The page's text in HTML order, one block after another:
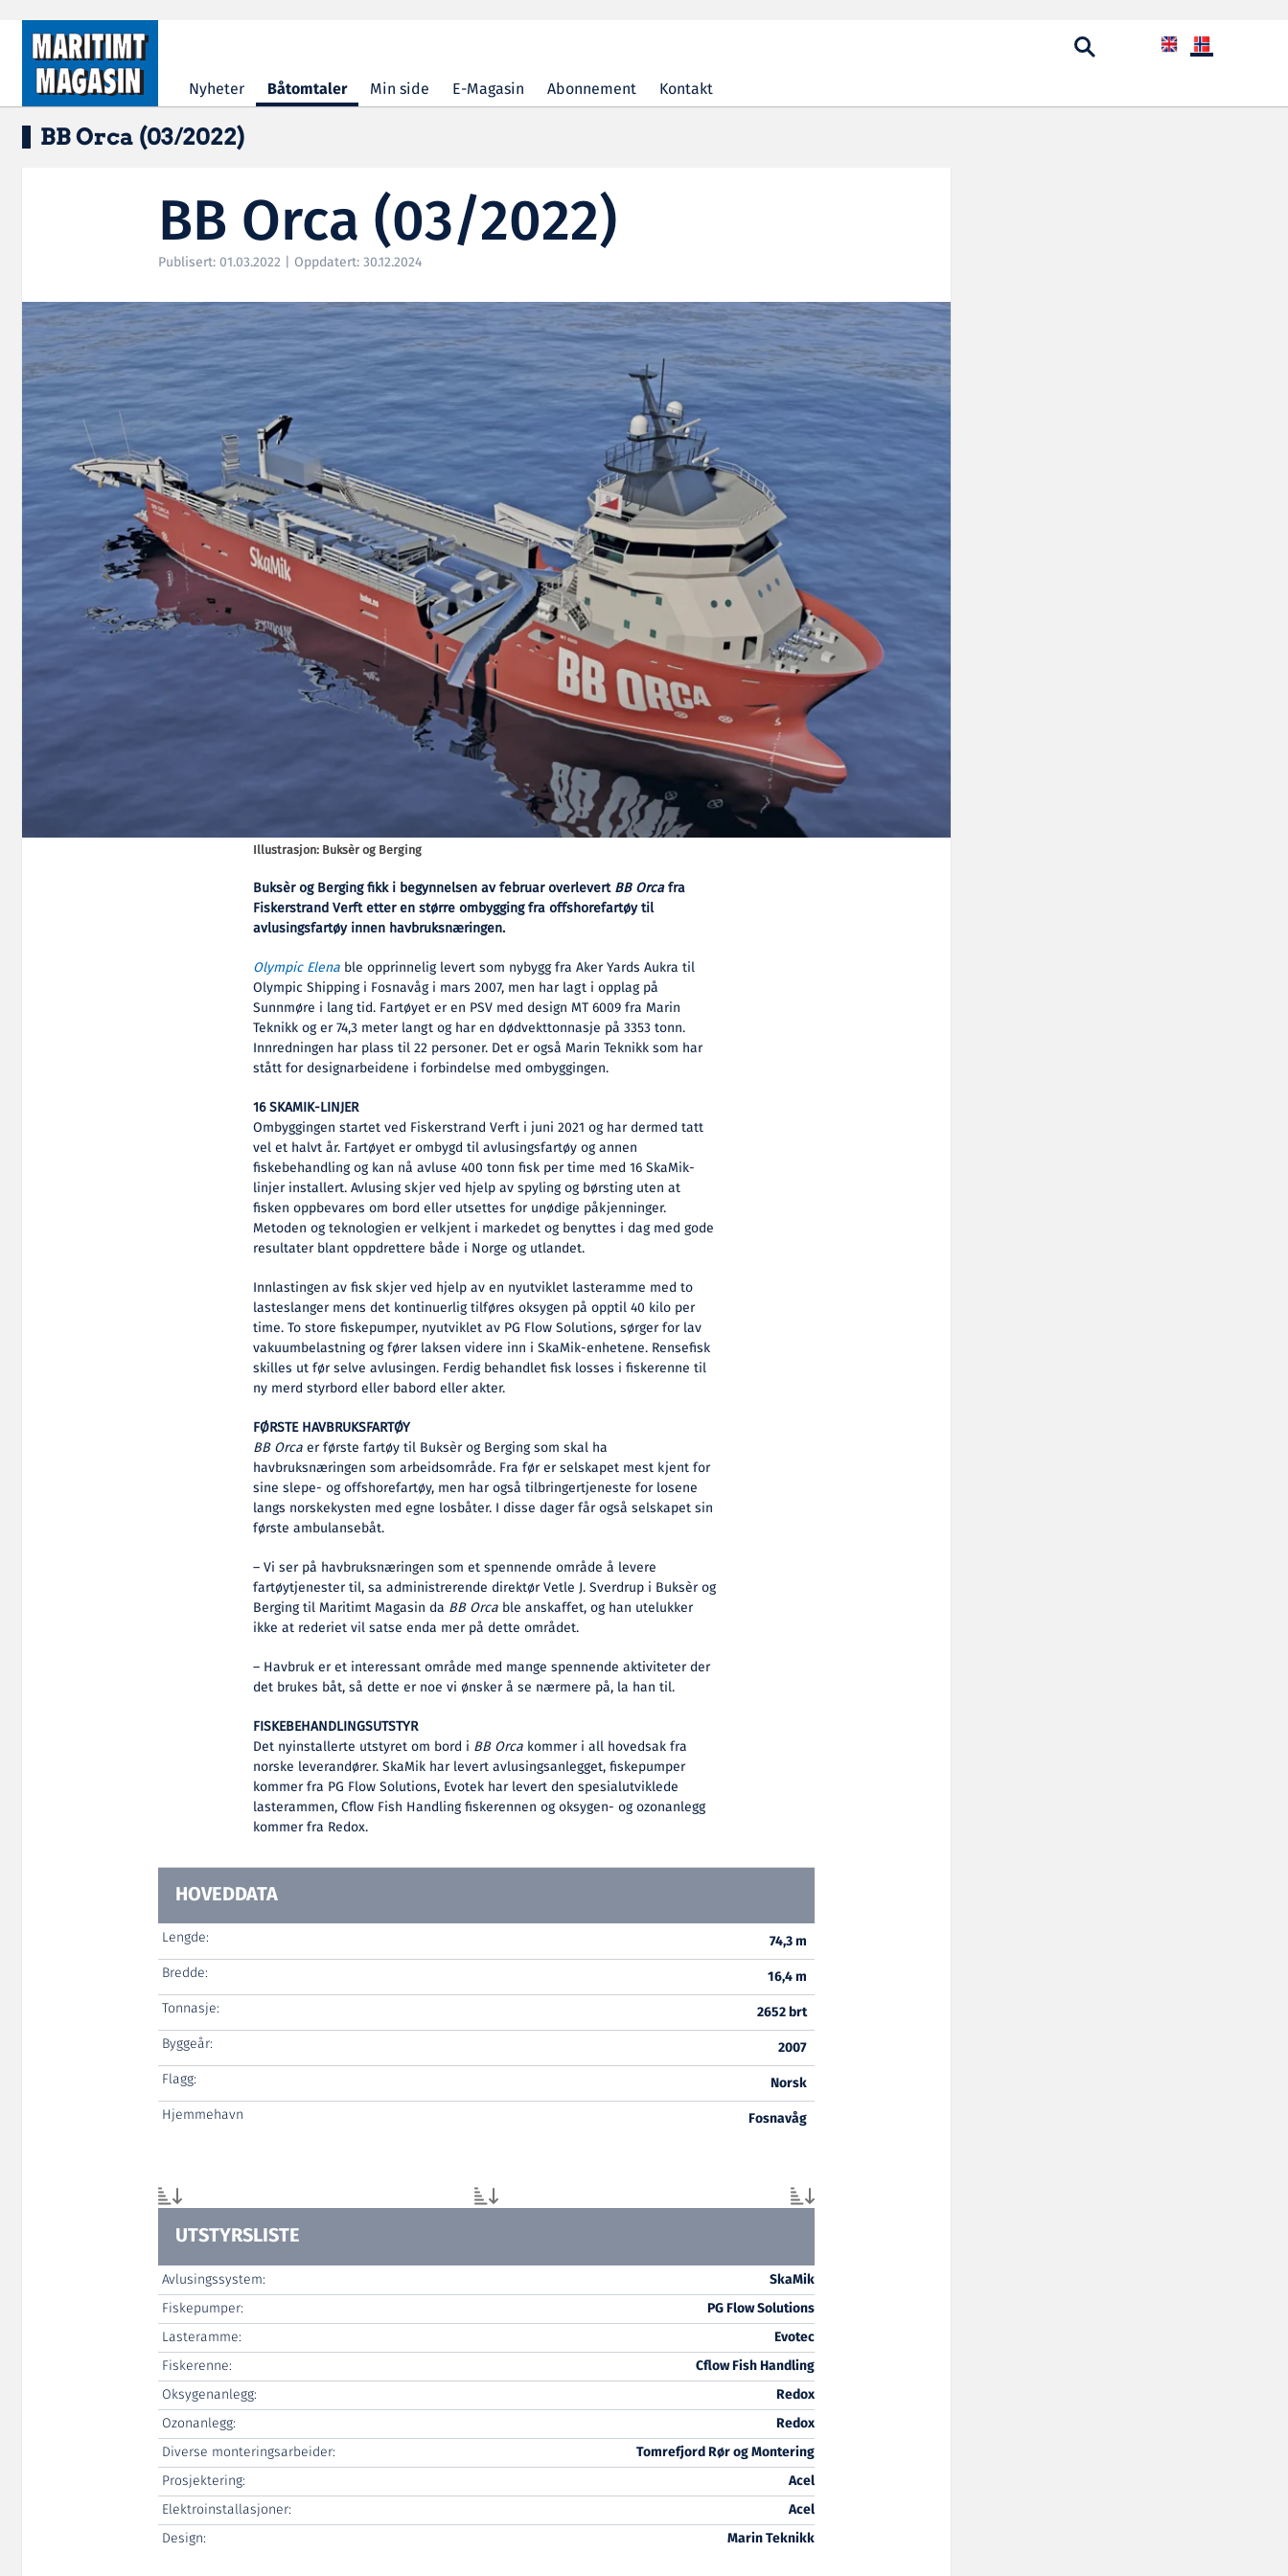
Hopp til hovedinnhold
Nyheter Båtomtaler Min side E-Magasin Abonnement Kontakt
BB Orca (03/2022)
BB Orca (03/2022)
Publisert: 01.03.2022 | Oppdatert: 30.12.2024
Illustrasjon: Buksèr og Berging
Buksèr og Berging fikk i begynnelsen av februar overlevertBB Orcafra
Fiskerstrand Verft etter en større ombygging fra offshorefartøy til
avlusingsfartøy innen havbruksnæringen.
Olympic Elena ble opprinnelig levert som nybygg fra Aker Yards Aukra til
Olympic Shipping i Fosnavåg i mars 2007, men har lagt i opplag på
Sunnmøre i lang tid. Fartøyet er en PSV med design MT 6009 fra Marin
Teknikk og er 74,3 meter langt og har en dødvekttonnasje på 3353 tonn.
Innredningen har plass til 22 personer. Det er også Marin Teknikk som har
stått for designarbeidene i forbindelse med ombyggingen.
16 SKAMIK-LINJER
Ombyggingen startet ved Fiskerstrand Verft i juni 2021 og har dermed tatt
vel et halvt år. Fartøyet er ombygd til avlusingsfartøy og annen
fiskebehandling og kan nå avluse 400 tonn fisk per time med 16 SkaMik-
linjer installert. Avlusing skjer ved hjelp av spyling og børsting uten at
fisken oppbevares om bord eller utsettes for unødige påkjenninger.
Metoden og teknologien er velkjent i markedet og benyttes i dag med gode
resultater blant oppdrettere både i Norge og utlandet.
Innlastingen av fisk skjer ved hjelp av en nyutviklet lasteramme med to
lasteslanger mens det kontinuerlig tilføres oksygen på opptil 40 kilo per
time. To store fiskepumper, nyutviklet av PG Flow Solutions, sørger for lav
vakuumbelastning og fører laksen videre inn i SkaMik-enhetene. Rensefisk
skilles ut før selve avlusingen. Ferdig behandlet fisk losses i fiskerenne til
ny merd styrbord eller babord eller akter.
FØRSTE HAVBRUKSFARTØY
BB Orcaer første fartøy til Buksèr og Berging som skal ha
havbruksnæringen som arbeidsområde. Fra før er selskapet mest kjent for
sine slepe- og offshorefartøy, men har også tilbringertjeneste for losene
langs norskekysten med egne losbåter. I disse dager får også selskapet sin
første ambulansebåt.
– Vi ser på havbruksnæringen som et spennende område å levere
fartøytjenester til, sa administrerende direktør Vetle J. Sverdrup i Buksèr og
Berging til Maritimt Magasin da BB Orca ble anskaffet, og han utelukker
ikke at rederiet vil satse enda mer på dette området.
– Havbruk er et interessant område med mange spennende aktiviteter der
det brukes båt, så dette er noe vi ønsker å se nærmere på, la han til.
FISKEBEHANDLINGSUTSTYR
Det nyinstallerte utstyret om bord i BB Orca kommer i all hovedsak fra
norske leverandører. SkaMik har levert avlusingsanlegget, fiskepumper
kommer fra PG Flow Solutions, Evotek har levert den spesialutviklede
lasterammen, Cflow Fish Handling fiskerennen og oksygen- og ozonanlegg
kommer fra Redox.
HOVEDDATA
Lengde:
74,3 m
Bredde:
16,4 m
Tonnasje:
2652 brt
Byggeår:
2007
Flagg:
Norsk
Hjemmehavn
Fosnavåg
UTSTYRSLISTE
Avlusingssystem:
SkaMik
Fiskepumper:
PG Flow Solutions
Lasteramme:
Evotec
Fiskerenne:
Cflow Fish Handling
Oksygenanlegg:
Redox
Ozonanlegg:
Redox
Diverse monteringsarbeider:
Tomrefjord Rør og Montering
Prosjektering:
Acel
Elektroinstallasjoner:
Acel
Design:
Marin Teknikk